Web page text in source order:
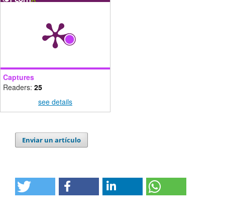
Captures
Readers: 25
see details
Enviar un artículo